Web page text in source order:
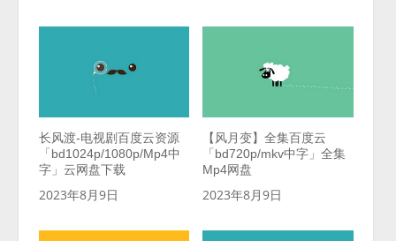
长风渡-电视剧百度云资源
「bd1024p/1080p/Mp4中
字」云网盘下载
2023年8月9日
【风月变】全集百度云
「bd720p/mkv中字」全集
Mp4网盘
2023年8月9日